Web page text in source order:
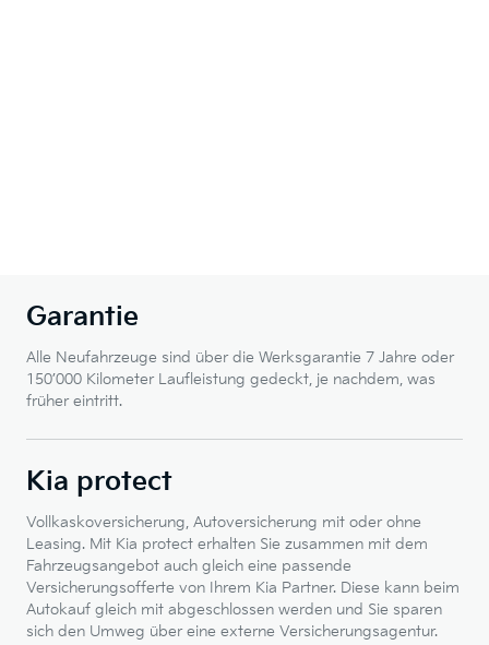
Garantie
Alle Neufahrzeuge sind über die Werksgarantie 7 Jahre oder
150’000 Kilometer Laufleistung gedeckt, je nachdem, was
früher eintritt.
Kia protect
Vollkaskoversicherung, Autoversicherung mit oder ohne
Leasing. Mit Kia protect erhalten Sie zusammen mit dem
Fahrzeugsangebot auch gleich eine passende
Versicherungsofferte von Ihrem Kia Partner. Diese kann beim
Autokauf gleich mit abgeschlossen werden und Sie sparen
sich den Umweg über eine externe Versicherungsagentur.